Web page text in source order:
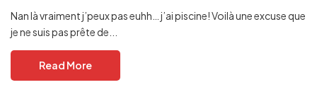
Nan là vraiment j’peux pas euhh… j’ai piscine! Voilà une excuse que
je ne suis pas prête de...
Read More